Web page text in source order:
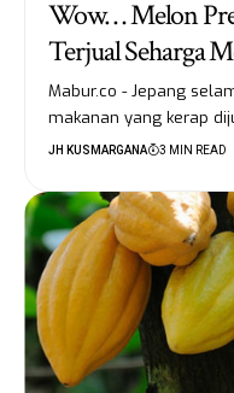
Wow… Melon
Terjual Seharga
Mabur.co - Jepang
makanan yang kerap
JH KUSMARGANA 3 MIN READ